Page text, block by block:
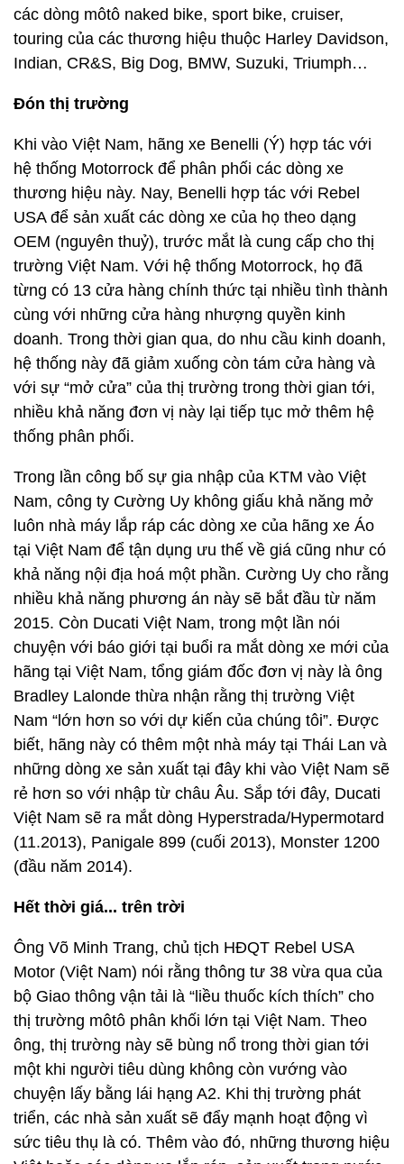
các dòng môtô naked bike, sport bike, cruiser,
touring của các thương hiệu thuộc Harley Davidson,
Indian, CR&S, Big Dog, BMW, Suzuki, Triumph…
Đón thị trường
Khi vào Việt Nam, hãng xe Benelli (Ý) hợp tác với
hệ thống Motorrock để phân phối các dòng xe
thương hiệu này. Nay, Benelli hợp tác với Rebel
USA để sản xuất các dòng xe của họ theo dạng
OEM (nguyên thuỷ), trước mắt là cung cấp cho thị
trường Việt Nam. Với hệ thống Motorrock, họ đã
từng có 13 cửa hàng chính thức tại nhiều tình thành
cùng với những cửa hàng nhượng quyền kinh
doanh. Trong thời gian qua, do nhu cầu kinh doanh,
hệ thống này đã giảm xuống còn tám cửa hàng và
với sự “mở cửa” của thị trường trong thời gian tới,
nhiều khả năng đơn vị này lại tiếp tục mở thêm hệ
thống phân phối.
Trong lần công bố sự gia nhập của KTM vào Việt
Nam, công ty Cường Uy không giấu khả năng mở
luôn nhà máy lắp ráp các dòng xe của hãng xe Áo
tại Việt Nam để tận dụng ưu thế về giá cũng như có
khả năng nội địa hoá một phần. Cường Uy cho rằng
nhiều khả năng phương án này sẽ bắt đầu từ năm
2015. Còn Ducati Việt Nam, trong một lần nói
chuyện với báo giới tại buổi ra mắt dòng xe mới của
hãng tại Việt Nam, tổng giám đốc đơn vị này là ông
Bradley Lalonde thừa nhận rằng thị trường Việt
Nam “lớn hơn so với dự kiến của chúng tôi”. Được
biết, hãng này có thêm một nhà máy tại Thái Lan và
những dòng xe sản xuất tại đây khi vào Việt Nam sẽ
rẻ hơn so với nhập từ châu Âu. Sắp tới đây, Ducati
Việt Nam sẽ ra mắt dòng Hyperstrada/Hypermotard
(11.2013), Panigale 899 (cuối 2013), Monster 1200
(đầu năm 2014).
Hết thời giá... trên trời
Ông Võ Minh Trang, chủ tịch HĐQT Rebel USA
Motor (Việt Nam) nói rằng thông tư 38 vừa qua của
bộ Giao thông vận tải là “liều thuốc kích thích” cho
thị trường môtô phân khối lớn tại Việt Nam. Theo
ông, thị trường này sẽ bùng nổ trong thời gian tới
một khi người tiêu dùng không còn vướng vào
chuyện lấy bằng lái hạng A2. Khi thị trường phát
triển, các nhà sản xuất sẽ đẩy mạnh hoạt động vì
sức tiêu thụ là có. Thêm vào đó, những thương hiệu